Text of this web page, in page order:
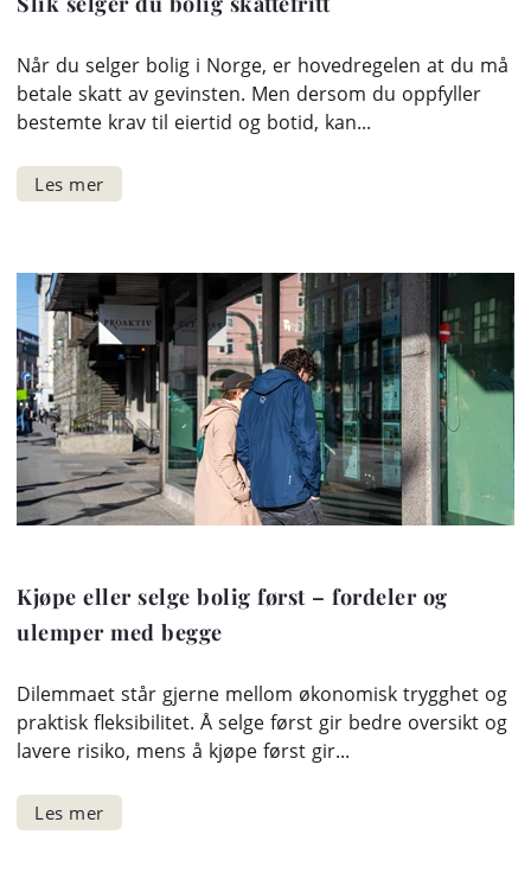
Når du selger bolig i Norge, er hovedregelen at du må
betale skatt av gevinsten. Men dersom du oppfyller
bestemte krav til eiertid og botid, kan...
Kjøpe eller selge bolig først – fordeler og
ulemper med begge
Dilemmaet står gjerne mellom økonomisk trygghet og
praktisk fleksibilitet. Å selge først gir bedre oversikt og
lavere risiko, mens å kjøpe først gir...